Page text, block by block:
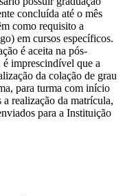
concluída até o mês
como requisito a
em cursos específicos.
é aceita na pós-
imprescindível que a
da colação de grau
para turma com início
realização da matrícula,
para a Instituição